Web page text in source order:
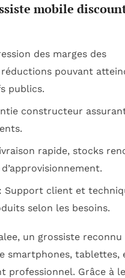
mobile
des marges des
pouvant
publics.
constructeur
rapide, stocks
: Support client et
selon les besoins.
un grossiste reconnu
smartphones, tablettes,
professionnel. Grâce à